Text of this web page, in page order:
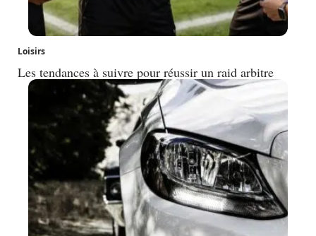
Loisirs
Les tendances à suivre pour réussir un raid arbitre